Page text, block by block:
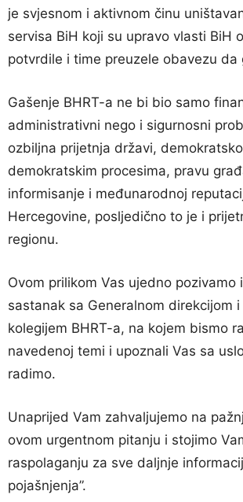
je svjesnom i aktivnom činu
servisa BiH koji su upravo vlasti BiH
potvrdile i time preuzele obavezu da
Gašenje BHRT-a ne bi bio samo
administrativni nego i sigurnosni
ozbiljna prijetnja državi,
demokratskim procesima, pravu
informisanje i međunarodnoj
Hercegovine, posljedično to je i
regionu.
Ovom prilikom Vas ujedno pozivamo
sastanak sa Generalnom direkcijom
kolegijem BHRT-a, na kojem bismo
navedenoj temi i upoznali Vas sa
radimo.
Unaprijed Vam zahvaljujemo na
ovom urgentnom pitanju i stojimo
raspolaganju za sve daljnje
pojašnjenja”.